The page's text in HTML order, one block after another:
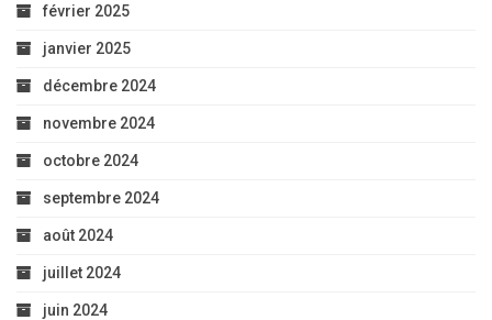
février 2025
janvier 2025
décembre 2024
novembre 2024
octobre 2024
septembre 2024
août 2024
juillet 2024
juin 2024